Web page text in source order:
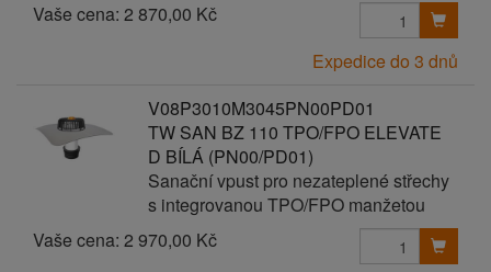
Vaše cena: 2 870,00 Kč
Expedice do 3 dnů
V08P3010M3045PN00PD01
TW SAN BZ 110 TPO/FPO ELEVATE
D BÍLÁ (PN00/PD01)
Sanační vpust pro nezateplené střechy
s integrovanou TPO/FPO manžetou
Vaše cena: 2 970,00 Kč